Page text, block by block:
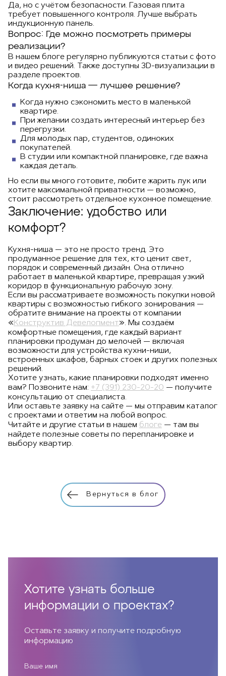
Да, но с учётом безопасности. Газовая плита
требует повышенного контроля. Лучше выбрать
индукционную панель.
Вопрос: Где можно посмотреть примеры
реализации?
В нашем блоге регулярно публикуются статьи с фото
и видео решений. Также доступны 3D-визуализации в
разделе проектов.
Когда кухня-ниша — лучшее решение?
Когда нужно сэкономить место в маленькой
квартире.
При желании создать интересный интерьер без
перегрузки.
Для молодых пар, студентов, одиноких
покупателей.
В студии или компактной планировке, где важна
каждая деталь.
Но если вы много готовите, любите жарить лук или
хотите максимальной приватности — возможно,
стоит рассмотреть отдельное кухонное помещение.
Заключение: удобство или
комфорт?
Кухня-ниша — это не просто тренд. Это
продуманное решение для тех, кто ценит свет,
порядок и современный дизайн. Она отлично
работает в маленькой квартире, превращая узкий
коридор в функциональную рабочую зону.
Если вы рассматриваете возможность покупки новой
квартиры с возможностью гибкого зонирования —
обратите внимание на проекты от компании
«Конструктив Девелопмент». Мы создаём
комфортные помещения, где каждый вариант
планировки продуман до мелочей — включая
возможности для устройства кухни-ниши,
встроенных шкафов, барных стоек и других полезных
решений.
Хотите узнать, какие планировки подходят именно
вам? Позвоните нам: +7 (391) 230-20-20 — получите
консультацию от специалиста.
Или оставьте заявку на сайте — мы отправим каталог
с проектами и ответим на любой вопрос.
Читайте и другие статьи в нашем блоге — там вы
найдете полезные советы по перепланировке и
выбору квартир.
Вернуться в блог
Хотите узнать больше
информации о проектах?
Оставьте заявку и получите подробную
информацию
Ваше имя